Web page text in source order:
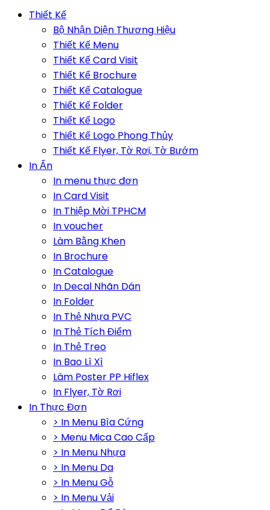
Thiết Kế
Bộ Nhận Diện Thương Hiệu
Thiết Kế Menu
Thiết Kế Card Visit
Thiết Kế Brochure
Thiết Kế Catalogue
Thiết Kế Folder
Thiết Kế Logo
Thiết Kế Logo Phong Thủy
Thiết Kế Flyer, Tờ Rơi, Tờ Bướm
In Ấn
In menu thực đơn
In Card Visit
In Thiệp Mời TPHCM
In voucher
Làm Bằng Khen
In Brochure
In Catalogue
In Decal Nhãn Dán
In Folder
In Thẻ Nhựa PVC
In Thẻ Tích Điểm
In Thẻ Treo
In Bao Lì Xì
Làm Poster PP Hiflex
In Flyer, Tờ Rơi
In Thực Đơn
> In Menu Bìa Cứng
> Menu Mica Cao Cấp
> In Menu Nhựa
> In Menu Da
> In Menu Gỗ
> In Menu Vải